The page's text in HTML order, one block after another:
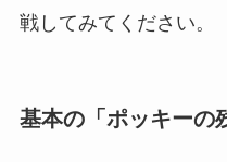
戦してみてください。
基本の「ポッキーの